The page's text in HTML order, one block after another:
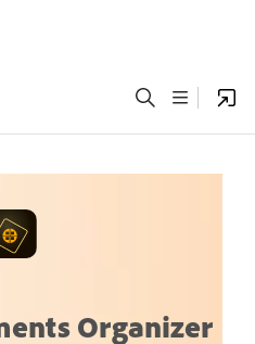
Organizer